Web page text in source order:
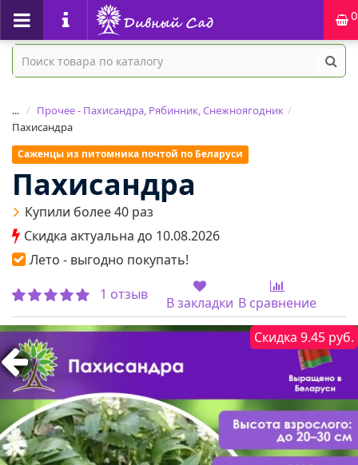
0
...
Прочее - Пахисандра, Рябинник, Снежноягодник
Пахисандра
Саженцы из питомника почтой по Беларуси
Пахисандра
Купили более 40 раз
Скидка актуальна до 10.08.2026
Лето - выгодно покупать!
1 отзыв
В закладки В сравнение
Скидка 9.45 руб.